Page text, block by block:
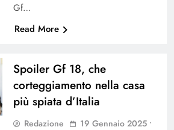
Gf…
Read More
Spoiler Gf 18, che
corteggiamento nella casa
più spiata d’Italia
Redazione
19 Gennaio 2025 •